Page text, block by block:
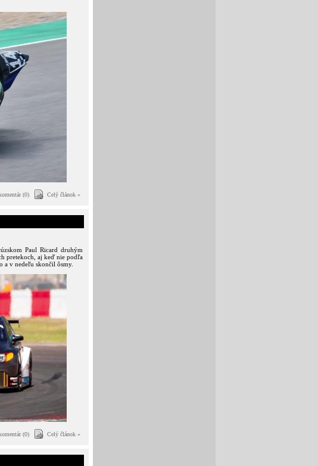
Celý článok »
(0)
Paul Ricard druhým
pretekoch, aj keď nie podľa
a v nedeľu skončil ôsmy.
Celý článok »
(0)